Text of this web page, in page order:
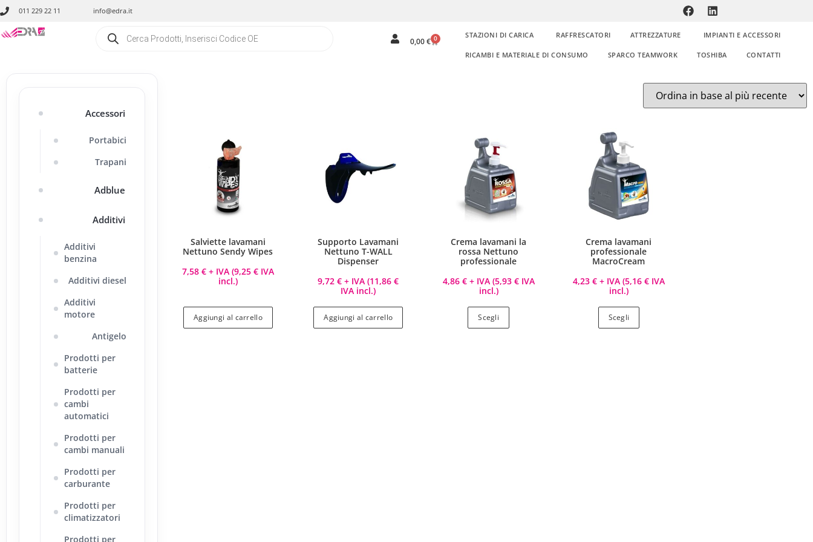
011 229 22 11 info@edra.it
0,00€ 0 STAZIONI DI CARICA RAFFRESCATORI ATTREZZATURE IMPIANTI E ACCESSORI
RICAMBI E MATERIALE DI CONSUMO SPARCO TEAMWORK TOSHIBA CONTATTI
Accessori
Portabici
Trapani
Adblue
Additivi
Additivi
benzina
Additivi diesel
Additivi
motore
Antigelo
Prodotti per
batterie
Prodotti per
cambi
automatici
Prodotti per
cambi manuali
Prodotti per
carburante
Prodotti per
climatizzatori
Prodotti per
Salviette lavamani
Nettuno Sendy Wipes
7,58 €+ IVA (9,25 €IVA
incl.)
Aggiungi al carrello
Supporto Lavamani
Nettuno T-WALL
Dispenser
9,72€ + IVA (11,86€
IVA incl.)
Aggiungi al carrello
Crema lavamani la
rossa Nettuno
professionale
4,86 €+ IVA (5,93 €IVA
incl.)
Scegli
Crema lavamani
professionale
MacroCream
4,23 €+ IVA (5,16 €IVA
incl.)
Scegli